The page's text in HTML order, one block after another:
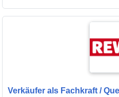
Verkäufer als Fachkraft /